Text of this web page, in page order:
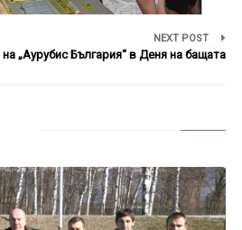
NEXT POST
„Аурубис България“ в Деня на бащата